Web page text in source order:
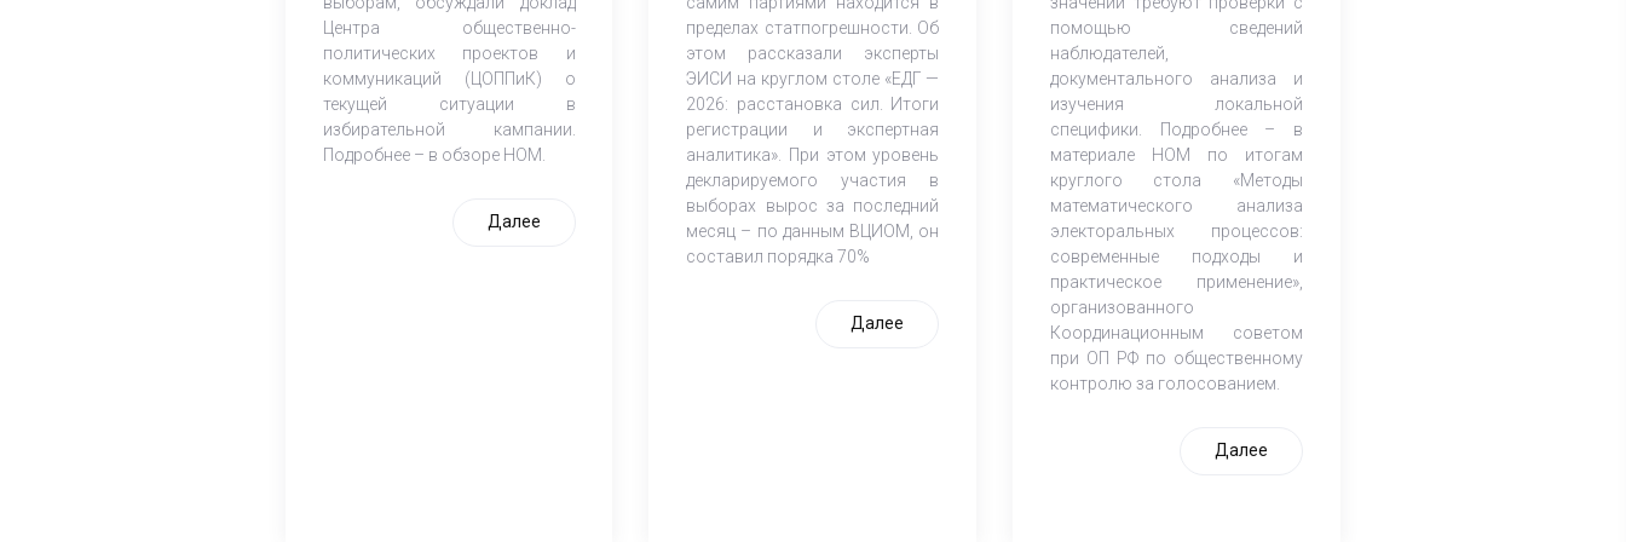
Центра общественно-
политических проектов и
коммуникаций (ЦОППиК) о
текущей ситуации в
избирательной кампании.
Подробнее – в обзоре НОМ.
Далее
пределах статпогрешности. Об
этом рассказали эксперты
ЭИСИ на круглом столе «ЕДГ —
2026: расстановка сил. Итоги
регистрации и экспертная
аналитика». При этом уровень
декларируемого участия в
выборах вырос за последний
месяц – по данным ВЦИОМ, он
составил порядка 70%
Далее
помощью сведений
наблюдателей,
документального анализа и
изучения локальной
специфики. Подробнее – в
материале НОМ по итогам
круглого стола «Методы
математического анализа
электоральных процессов:
современные подходы и
практическое применение»,
организованного
Координационным советом
при ОП РФ по общественному
контролю за голосованием.
Далее